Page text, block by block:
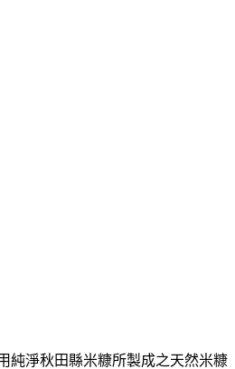
純淨秋田縣米糠所製成之天然米糠